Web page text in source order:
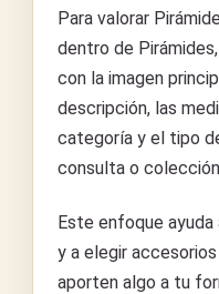
Para valorar
dentro de
con la imagen
descripción, las
categoría y el tipo
consulta o
Este enfoque
y a elegir
aporten algo a tu